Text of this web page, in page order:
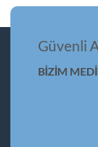
Güvenli
BİZİM